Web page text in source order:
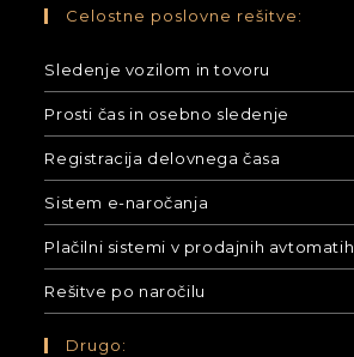
Celostne poslovne rešitve:
Sledenje vozilom in tovoru
Prosti čas in osebno sledenje
Registracija delovnega časa
Sistem e-naročanja
Plačilni sistemi v prodajnih avtomatih
Rešitve po naročilu
Drugo: